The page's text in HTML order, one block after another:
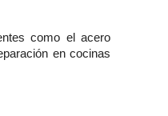
como el acero
en cocinas